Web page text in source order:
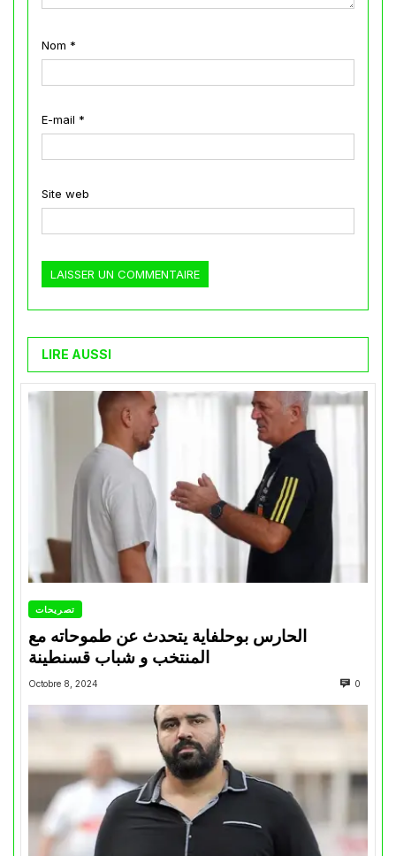
Nom *
E-mail *
Site web
LIRE AUSSI
تصريحات
الحارس بوحلفاية يتحدث عن طموحاته مع
المنتخب و شباب قسنطينة
Octobre 8, 2024 0